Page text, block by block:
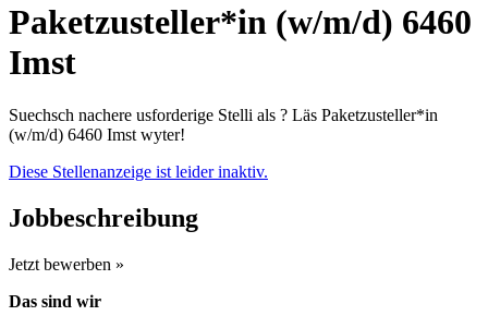
Paketzusteller*in (w/m/d) 6460
Imst
Suechsch nachere usforderige Stelli als ? Läs Paketzusteller*in
(w/m/d) 6460 Imst wyter!
Diese Stellenanzeige ist leider inaktiv.
Jobbeschreibung
Jetzt bewerben »
Das sind wir